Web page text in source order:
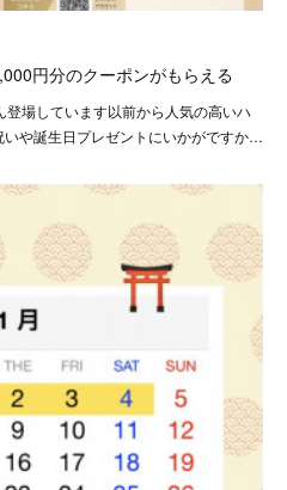
円分のクーポンがもらえる
場しています以前から人気の高いハ
や誕生日プレゼントにいかがですか…